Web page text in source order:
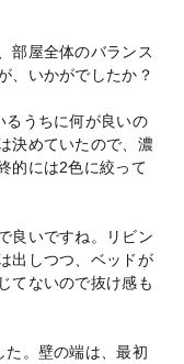
部屋全体のバランス
、いかがでしたか？
るうちに何が良いの
決めていたので、濃
的には2色に絞って
良いですね。リビン
出しつつ、ベッドが
てないので抜け感も
た。壁の端は、最初